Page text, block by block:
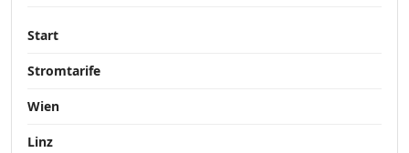
Start
Stromtarife
Wien
Linz